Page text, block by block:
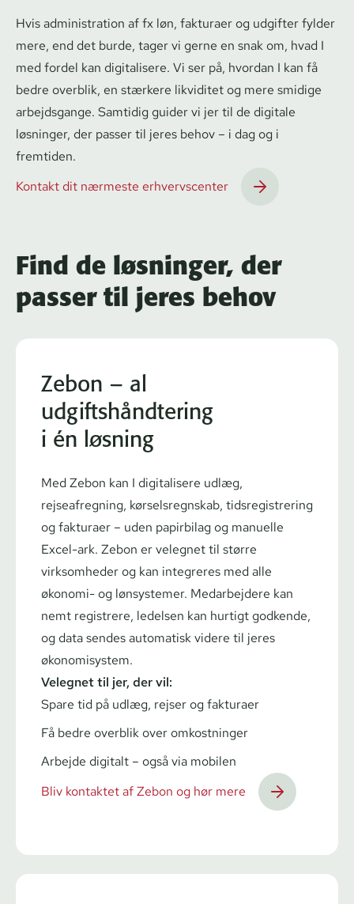
Hvis administration af fx løn, fakturaer og udgifter fylder
mere, end det burde, tager vi gerne en snak om, hvad I
med fordel kan digitalisere. Vi ser på, hvordan I kan få
bedre overblik, en stærkere likviditet og mere smidige
arbejdsgange. Samtidig guider vi jer til de digitale
løsninger, der passer til jeres behov – i dag og i
fremtiden.
Kontakt dit nærmeste erhvervscenter
Find de løsninger, der
passer til jeres behov
Zebon – al
udgiftshåndtering
i én løsning
Med Zebon kan I digitalisere udlæg,
rejseafregning, kør­sels­regn­skab, tids­re­gi­stre­ring
og fakturaer – uden papirbilag og manuelle
Excel-ark. Zebon er velegnet til større
virksomheder og kan integreres med alle
økonomi- og lønsystemer. Medarbejdere kan
nemt registrere, ledelsen kan hurtigt godkende,
og data sendes automatisk videre til jeres
økonomisystem.
Velegnet til jer, der vil:
Spare tid på udlæg, rejser og fakturaer
Få bedre overblik over omkostninger
Arbejde digitalt – også via mobilen
Bliv kontaktet af Zebon og hør mere